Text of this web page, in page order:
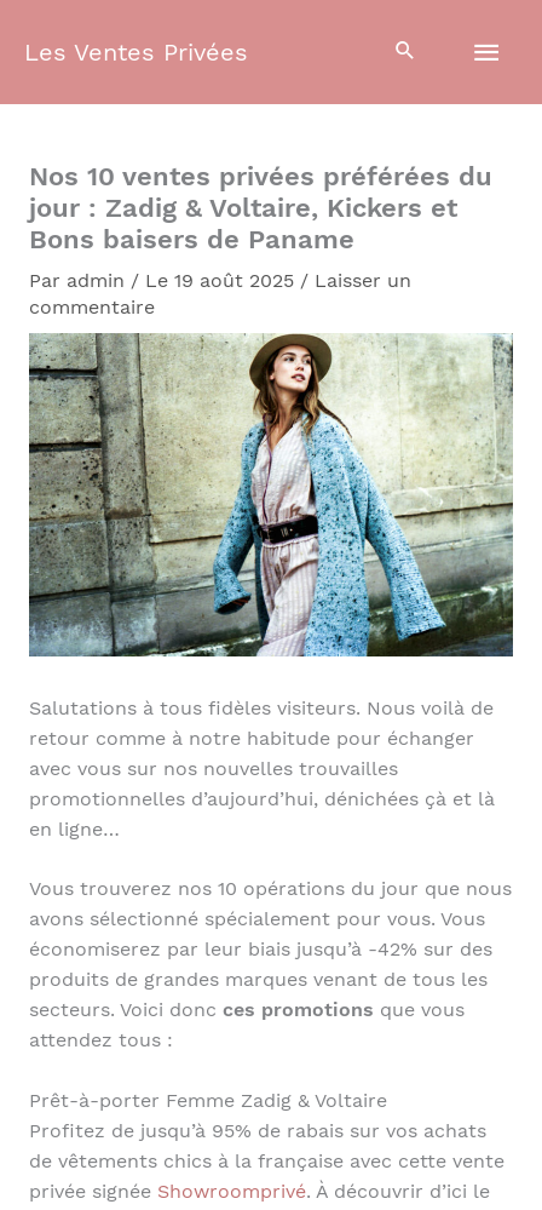
Les Ventes Privées
Nos 10 ventes privées préférées du
jour : Zadig & Voltaire, Kickers et
Bons baisers de Paname
Par admin / Le 19 août 2025 / Laisser un
commentaire
Salutations à tous fidèles visiteurs. Nous voilà de
retour comme à notre habitude pour échanger
avec vous sur nos nouvelles trouvailles
promotionnelles d’aujourd’hui, dénichées çà et là
en ligne…
Vous trouverez nos 10 opérations du jour que nous
avons sélectionné spécialement pour vous. Vous
économiserez par leur biais jusqu’à -42% sur des
produits de grandes marques venant de tous les
secteurs. Voici donc ces promotions que vous
attendez tous :
Prêt-à-porter Femme Zadig & Voltaire
Profitez de jusqu’à 95% de rabais sur vos achats
de vêtements chics à la française avec cette vente
privée signée Showroomprivé. À découvrir d’ici le